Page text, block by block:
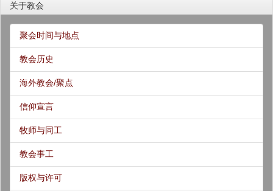
关于教会
聚会时间与地点
教会历史
海外教会/聚点
信仰宣言
牧师与同工
教会事工
版权与许可